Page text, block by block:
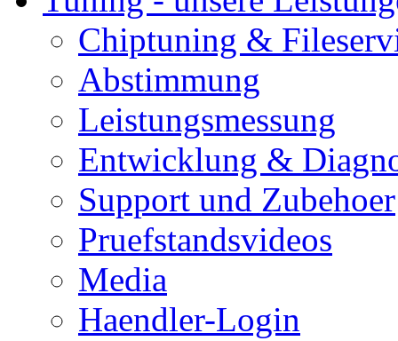
Chiptuning &
Abstimmung
Leistungsmessung
Entwicklung &
Support und Zubehoer
Pruefstandsvideos
Media
Haendler-Login